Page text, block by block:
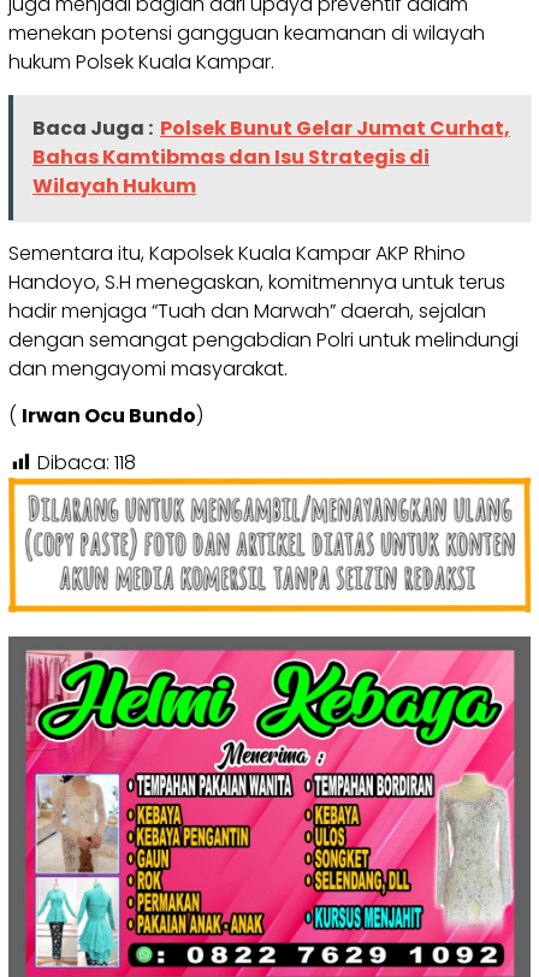
menekan potensi gangguan keamanan di wilayah
hukum Polsek Kuala Kampar.
Baca Juga : Polsek Bunut Gelar Jumat Curhat,
Bahas Kamtibmas dan Isu Strategis di
Wilayah Hukum
Sementara itu, Kapolsek Kuala Kampar AKP Rhino
Handoyo, S.H menegaskan, komitmennya untuk terus
hadir menjaga “Tuah dan Marwah” daerah, sejalan
dengan semangat pengabdian Polri untuk melindungi
dan mengayomi masyarakat.
( Irwan Ocu Bundo)
Dibaca: 118